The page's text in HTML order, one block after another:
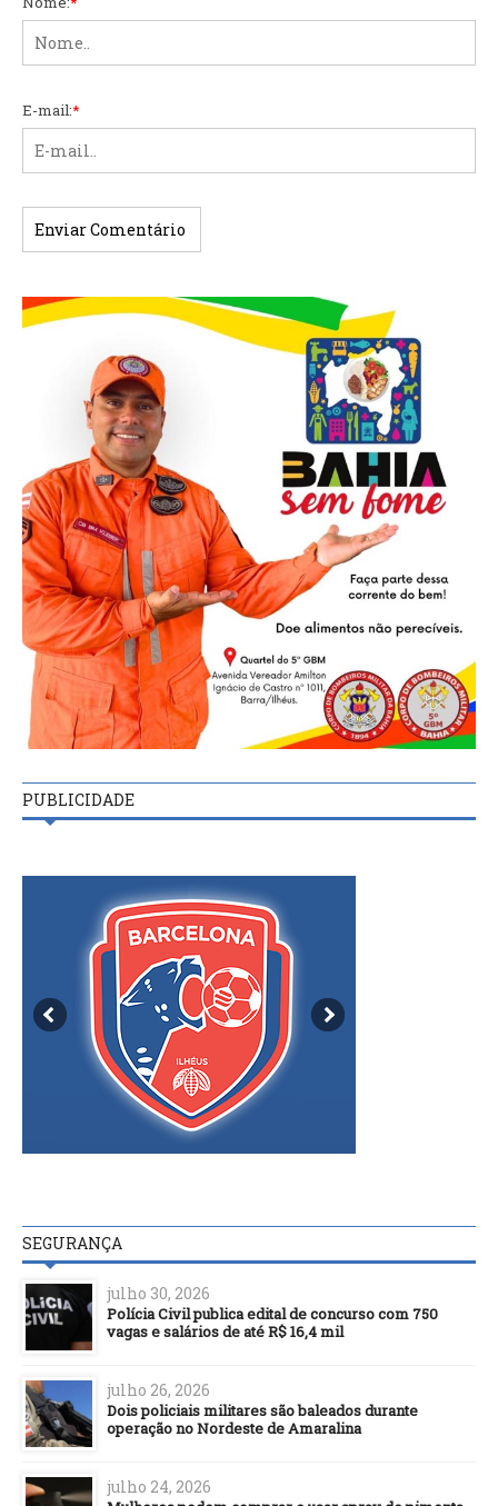
E-mail:*
PUBLICIDADE
SEGURANÇA
julho 30, 2026
Polícia Civil publica edital de concurso com 750
vagas e salários de até R$ 16,4 mil
julho 26, 2026
Dois policiais militares são baleados durante
operação no Nordeste de Amaralina
julho 24, 2026